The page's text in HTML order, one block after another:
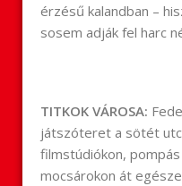
érzésű kalandban –
sosem adják fel harc
TITKOK VÁROSA:
játszóteret a sötét
filmstúdiókon,
mocsárokon át